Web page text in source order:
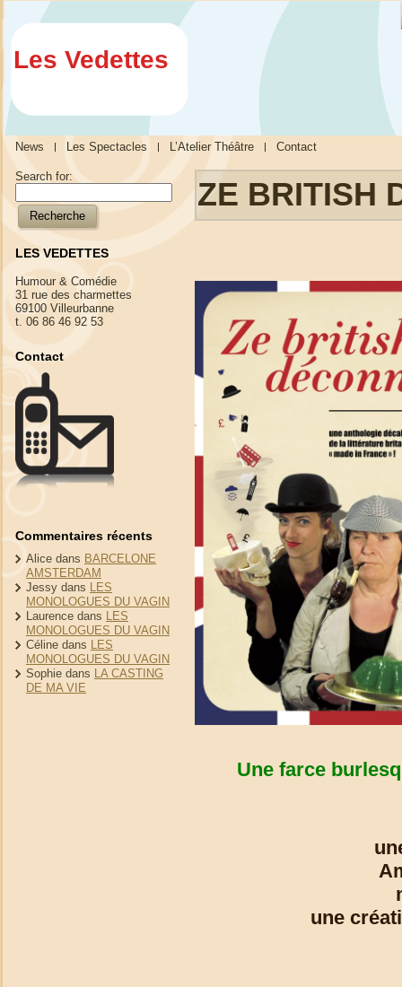
Les Vedettes
News Les Spectacles L’Atelier Théâtre Contact
Search for:
LES VEDETTES
Humour & Comédie
31 rue des charmettes
69100 Villeurbanne
t. 06 86 46 92 53
Contact
Commentaires récents
Alice dans BARCELONE
AMSTERDAM
Jessy dans LES
MONOLOGUES DU VAGIN
Laurence dans LES
MONOLOGUES DU VAGIN
Céline dans LES
MONOLOGUES DU VAGIN
Sophie dans LA CASTING
DE MA VIE
ZE BRITISH
Une farce
une